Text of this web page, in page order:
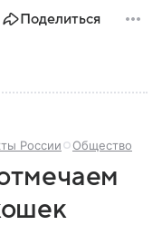
Поделиться
России Общество